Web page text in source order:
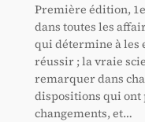
Première édition,
dans toutes les
qui détermine à les
réussir ; la vraie
remarquer dans
dispositions qui ont
changements, et…